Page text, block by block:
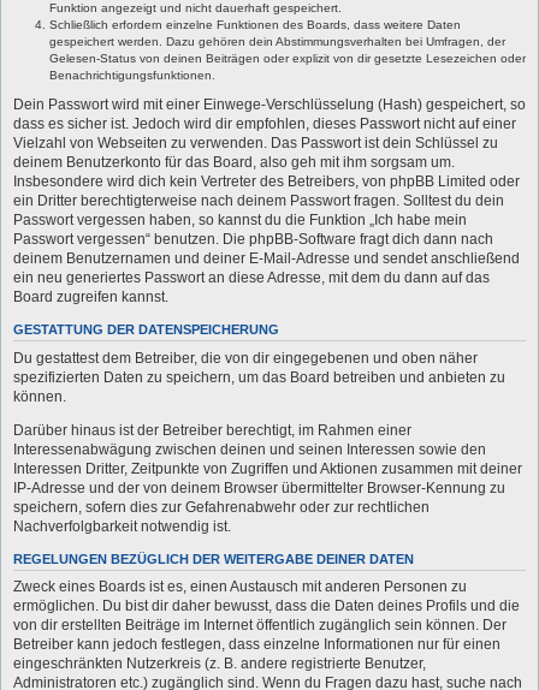
Funktion angezeigt und nicht dauerhaft gespeichert.
Schließlich erfordern einzelne Funktionen des Boards, dass weitere Daten
gespeichert werden. Dazu gehören dein Abstimmungsverhalten bei Umfragen, der
Gelesen-Status von deinen Beiträgen oder explizit von dir gesetzte Lesezeichen oder
Benachrichtigungsfunktionen.
Dein Passwort wird mit einer Einwege-Verschlüsselung (Hash) gespeichert, so
dass es sicher ist. Jedoch wird dir empfohlen, dieses Passwort nicht auf einer
Vielzahl von Webseiten zu verwenden. Das Passwort ist dein Schlüssel zu
deinem Benutzerkonto für das Board, also geh mit ihm sorgsam um.
Insbesondere wird dich kein Vertreter des Betreibers, von phpBB Limited oder
ein Dritter berechtigterweise nach deinem Passwort fragen. Solltest du dein
Passwort vergessen haben, so kannst du die Funktion „Ich habe mein
Passwort vergessen“ benutzen. Die phpBB-Software fragt dich dann nach
deinem Benutzernamen und deiner E-Mail-Adresse und sendet anschließend
ein neu generiertes Passwort an diese Adresse, mit dem du dann auf das
Board zugreifen kannst.
GESTATTUNG DER DATENSPEICHERUNG
Du gestattest dem Betreiber, die von dir eingegebenen und oben näher
spezifizierten Daten zu speichern, um das Board betreiben und anbieten zu
können.
Darüber hinaus ist der Betreiber berechtigt, im Rahmen einer
Interessenabwägung zwischen deinen und seinen Interessen sowie den
Interessen Dritter, Zeitpunkte von Zugriffen und Aktionen zusammen mit deiner
IP-Adresse und der von deinem Browser übermittelter Browser-Kennung zu
speichern, sofern dies zur Gefahrenabwehr oder zur rechtlichen
Nachverfolgbarkeit notwendig ist.
REGELUNGEN BEZÜGLICH DER WEITERGABE DEINER DATEN
Zweck eines Boards ist es, einen Austausch mit anderen Personen zu
ermöglichen. Du bist dir daher bewusst, dass die Daten deines Profils und die
von dir erstellten Beiträge im Internet öffentlich zugänglich sein können. Der
Betreiber kann jedoch festlegen, dass einzelne Informationen nur für einen
eingeschränkten Nutzerkreis (z. B. andere registrierte Benutzer,
Administratoren etc.) zugänglich sind. Wenn du Fragen dazu hast, suche nach